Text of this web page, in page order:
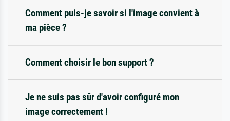
Comment puis-je savoir si l'image convient à
ma pièce ?
Comment choisir le bon support ?
Je ne suis pas sûr d'avoir configuré mon
image correctement !